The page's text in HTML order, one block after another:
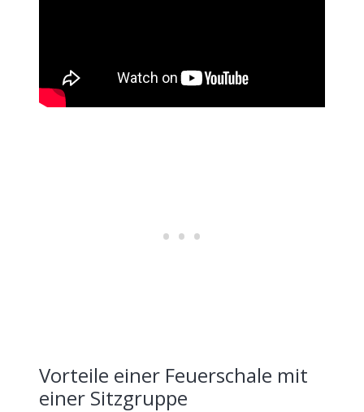
Vorteile einer Feuerschale mit
einer Sitzgruppe